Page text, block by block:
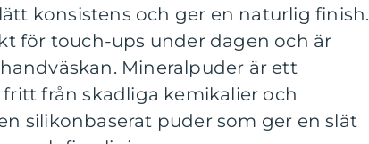
konsistens och ger en naturlig finish.
för touch-ups under dagen och är
Mineralpuder är ett
från skadliga kemikalier och
silikonbaserat puder som ger en slät